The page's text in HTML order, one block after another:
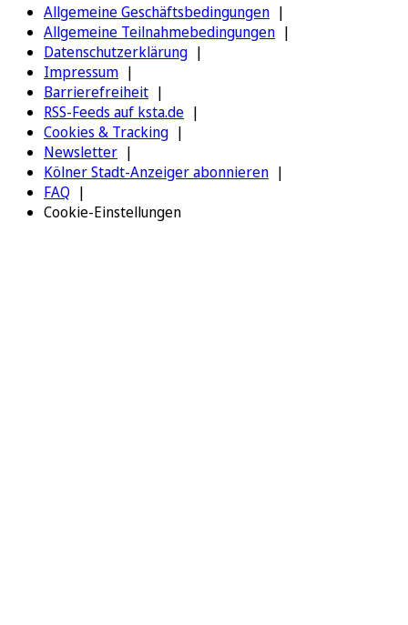
Allgemeine Geschäftsbedingungen
Allgemeine Teilnahmebedingungen
Datenschutzerklärung
Impressum
Barrierefreiheit
RSS-Feeds auf ksta.de
Cookies & Tracking
Newsletter
Kölner Stadt-Anzeiger abonnieren
FAQ
Cookie-Einstellungen